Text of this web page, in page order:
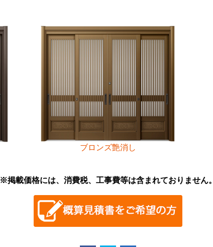
ブロンズ艶消し
※掲載価格には、消費税、工事費等は含まれておりません。